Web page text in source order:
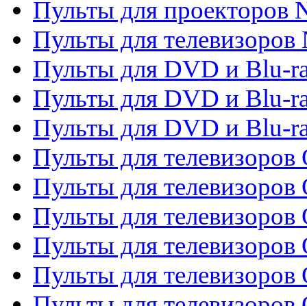
Пульты для проекторов
Пульты для телевизоров
Пульты для DVD и Blu-
Пульты для DVD и Blu-
Пульты для DVD и Blu-
Пульты для телевизоров
Пульты для телевизоров
Пульты для телевизоров
Пульты для телевизоров
Пульты для телевизоров